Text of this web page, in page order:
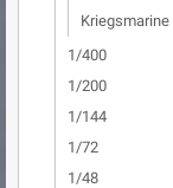
Kriegsmarine
1/400
1/200
1/144
1/72
1/48